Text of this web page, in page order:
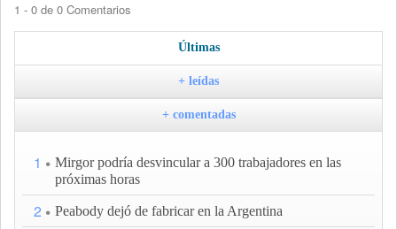
1 - 0 de 0 Comentarios
Últimas
+ leídas
+ comentadas
1
Mirgor podría desvincular a 300 trabajadores en las
próximas horas
2 Peabody dejó de fabricar en la Argentina